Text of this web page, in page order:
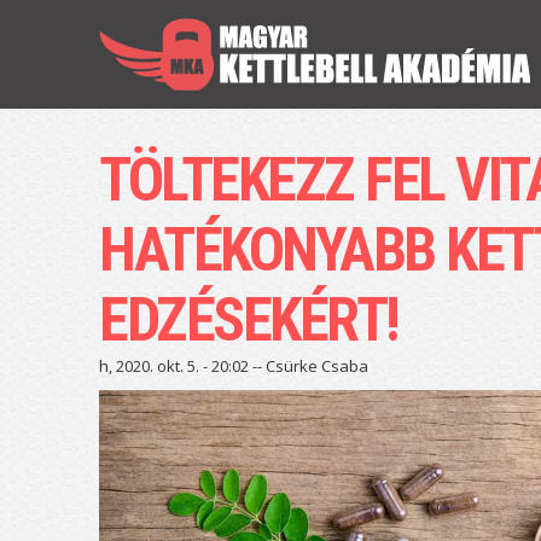
TÖLTEKEZZ FEL
HATÉKONYABB
EDZÉSEKÉRT!
h, 2020. okt. 5. - 20:02 --Csürke Csaba